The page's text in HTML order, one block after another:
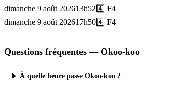
dimanche 9 août 202613h52 4️⃣ F4
dimanche 9 août 202617h504️⃣ F4
Questions fréquentes — Okoo-koo
À quelle heure passe Okoo-koo ?